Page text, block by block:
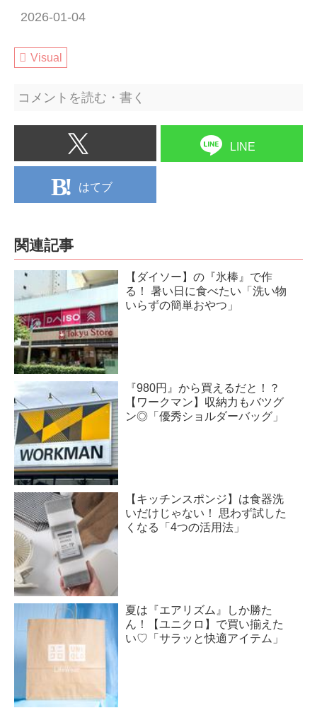
2026-01-04
Visual
コメントを読む・書く
LINE
はてブ
関連記事
【ダイソー】の『氷棒』で作
る！ 暑い日に食べたい「洗い物
いらずの簡単おやつ」
『980円』から買えるだと！？
【ワークマン】収納力もバツグ
ン◎「優秀ショルダーバッグ」
【キッチンスポンジ】は食器洗
いだけじゃない！ 思わず試した
くなる「4つの活用法」
夏は『エアリズム』しか勝た
ん！【ユニクロ】で買い揃えた
い♡「サラッと快適アイテム」